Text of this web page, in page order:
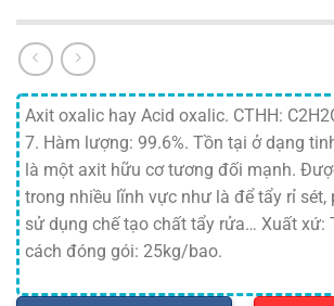
Axit oxalic hay Acid oxalic. CTHH:
7. Hàm lượng: 99.6%. Tồn tại ở dạng
là một axit hữu cơ tương đối mạnh.
trong nhiều lĩnh vực như là để tẩy rỉ sét,
sử dụng chế tạo chất tẩy rửa… Xuất xứ:
cách đóng gói: 25kg/bao.